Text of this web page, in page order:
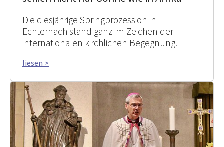
Die diesjährige Springprozession in
Echternach stand ganz im Zeichen der
internationalen kirchlichen Begegnung.
liesen >